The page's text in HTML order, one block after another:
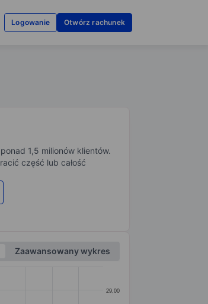
Logowanie Otwórz rachunek
1,5 milionów klientów.
część lub całość
Zaawansowany wykres
29,00